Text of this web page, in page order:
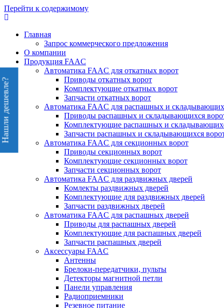
Перейти к содержимому
Главная
Запрос коммерческого предложения
О компании
Продукция FAAC
Автоматика FAAC для откатных ворот
Приводы откатных ворот
Комплектующие откатных ворот
Запчасти откатных ворот
Автоматика FAAC для распашных и
Приводы распашных и складывающихся
Комплектующие распашных и
Запчасти распашных и складывающихся
Автоматика FAAC для секционных ворот
Приводы секционных ворот
Комплектующие секционных ворот
Запчасти секционных ворот
Автоматика FAAC для раздвижных дверей
Комлекты раздвижных дверей
Комплектующие для раздвижных дверей
Запчасти раздвижных дверей
Автоматика FAAC для распашных дверей
Приводы для распашных дверей
Комплектующие для распашных дверей
Запчасти распашных дверей
Аксессуары FAAC
Антенны
Брелоки-передатчики, пульты
Детекторы магнитной петли
Панели управления
Радиоприемники
Резевное питание
Нашли дешевле?